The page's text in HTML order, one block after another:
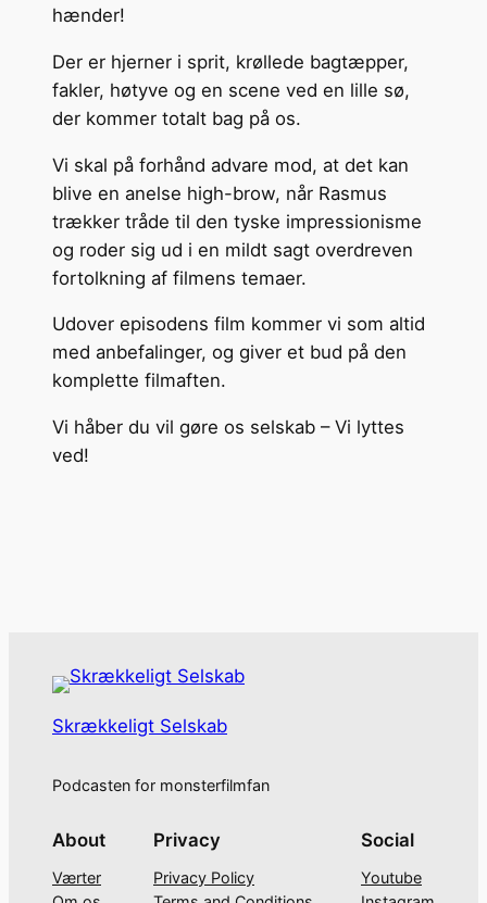
hænder!
Der er hjerner i sprit, krøllede bagtæpper,
fakler, høtyve og en scene ved en lille sø,
der kommer totalt bag på os.
Vi skal på forhånd advare mod, at det kan
blive en anelse high-brow, når Rasmus
trækker tråde til den tyske impressionisme
og roder sig ud i en mildt sagt overdreven
fortolkning af filmens temaer.
Udover episodens film kommer vi som altid
med anbefalinger, og giver et bud på den
komplette filmaften.
Vi håber du vil gøre os selskab – Vi lyttes
ved!
Skrækkeligt Selskab
Podcasten for monsterfilmfan
About
Værter
Privacy
Privacy Policy
Social
Youtube